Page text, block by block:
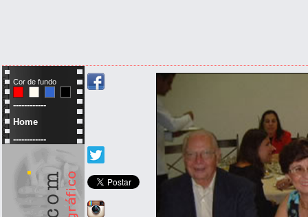
Cor de fundo
------------
Home
------------